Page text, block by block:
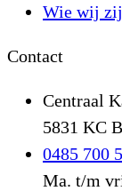
Wie wij
Contact
Centraal
5831 KC
0485 700
Ma. t/m